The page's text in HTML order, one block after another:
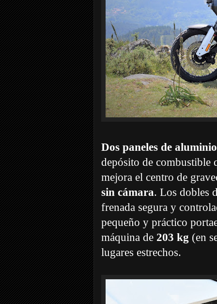
Dos paneles de
depósito de combustible
mejora el centro de
sin cámara. Los dobles
frenada segura y
pequeño y práctico
máquina de 203 kg (en
lugares estrechos.